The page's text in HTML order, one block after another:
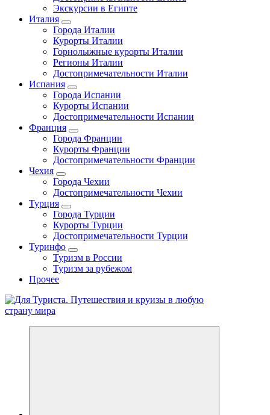
Экскурсии в Египте
Италия
Города Италии
Курорты Италии
Горнолыжные курорты Италии
Регионы Италии
Достопримечательности Италии
Испания
Города Испании
Курорты Испании
Достопримечательности Испании
Франция
Города Франции
Курорты Франции
Достопримечательности Франции
Чехия
Города Чехии
Достопримечательности Чехии
Турция
Города Турции
Курорты Турции
Достопримечательности Турции
Туринфо
Туризм в России
Туризм за рубежом
Прочее
Новости туризма, куда поехать на отдых, где провести отпуск.